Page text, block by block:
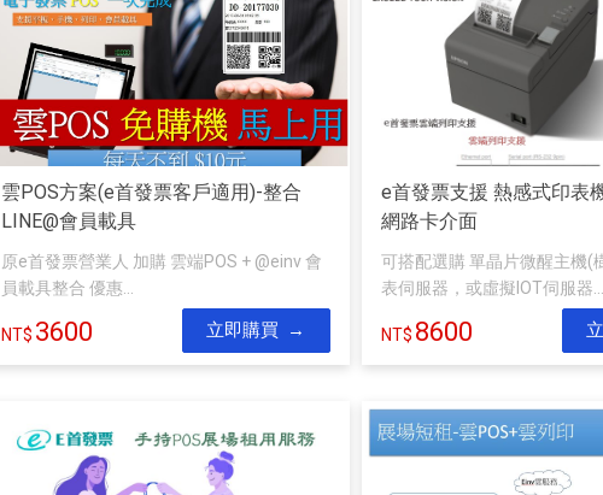
雲POS方案(e首發票客戶適用)-整合
LINE@會員載具
原e首發票營業人 加購 雲端POS + @einv 會
員載具整合 優惠...
3600 立即購買
e首發票支援 熱感式印表
網路卡介面
可搭配選購 單晶片微醒主機(
表伺服器，或虛擬IOT伺服器...
8600